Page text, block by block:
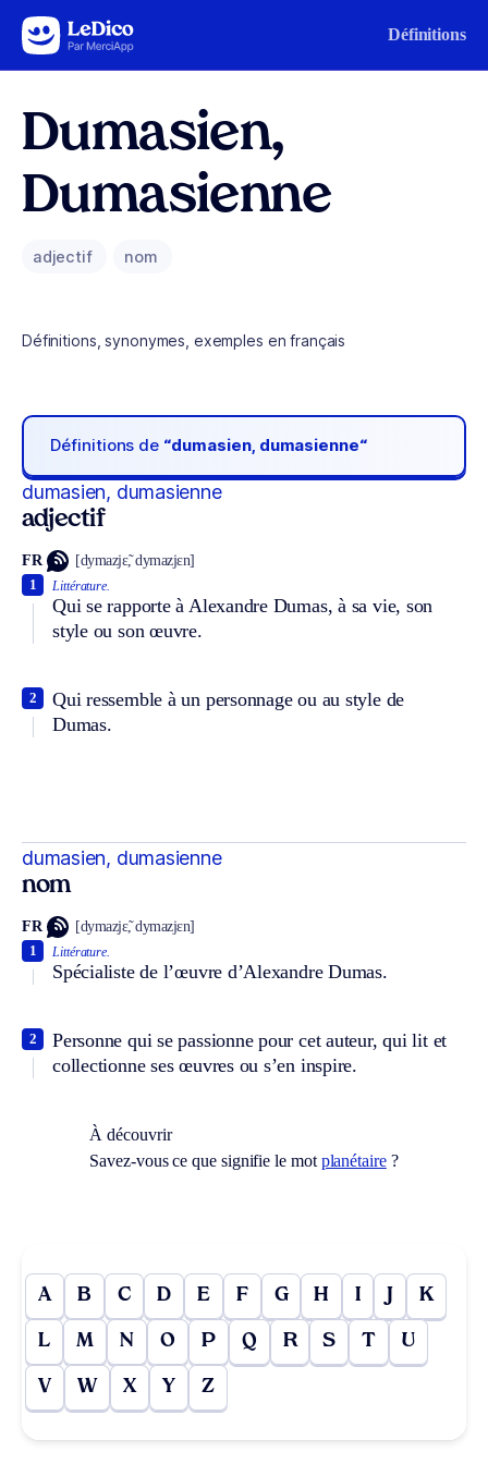
Aller au contenu Définitions
Dumasien,
Dumasienne
adjectif nom
Définitions, synonymes, exemples en français
Définitions de “dumasien, dumasienne“
dumasien, dumasienne
adjectif
FR [dymazjɛ̃, dymazjɛn]
Littérature.
Qui se rapporte à Alexandre Dumas, à sa vie, son
style ou son œuvre.
1
Qui ressemble à un personnage ou au style de
Dumas.
2
dumasien, dumasienne
nom
FR [dymazjɛ̃, dymazjɛn]
Littérature.
Spécialiste de l’œuvre d’Alexandre Dumas.
1
Personne qui se passionne pour cet auteur, qui lit et
collectionne ses œuvres ou s’en inspire.
2
À découvrir
Savez-vous ce que signifie le mot planétaire?
A B C D E F G H I J K
L M N O P Q R S T U
V W X Y Z